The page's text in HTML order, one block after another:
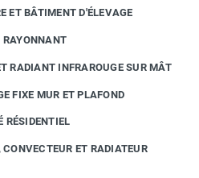
ET BÂTIMENT D'ÉLEVAGE
RAYONNANT
RADIANT INFRAROUGE SUR MÂT
FIXE MUR ET PLAFOND
RÉSIDENTIEL
ET RADIATEUR